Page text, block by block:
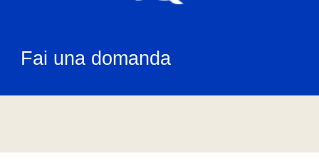
Fai una domanda